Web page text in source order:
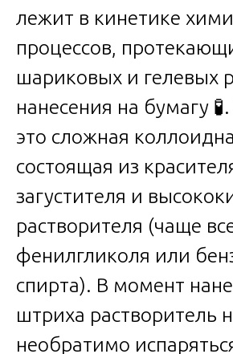
лежит в кинетике
процессов,
шариковых и гелевых
нанесения на бумагу
это сложная
состоящая из
загустителя и
растворителя (чаще
фенилгликоля или
спирта). В момент
штриха растворитель
необратимо